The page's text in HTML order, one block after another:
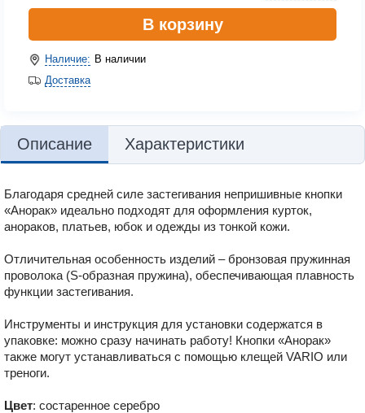
В корзину
Наличие: В наличии
Доставка
Описание Характеристики
Благодаря средней силе застегивания непришивные кнопки
«Анорак» идеально подходят для оформления курток,
анораков, платьев, юбок и одежды из тонкой кожи.
Отличительная особенность изделий – бронзовая пружинная
проволока (S-образная пружина), обеспечивающая плавность
функции застегивания.
Инструменты и инструкция для установки содержатся в
упаковке: можно сразу начинать работу! Кнопки «Анорак»
также могут устанавливаться с помощью клещей VARIO или
треноги.
Цвет: состаренное серебро